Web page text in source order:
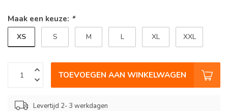
Maak een keuze: *
XS S M L XL XXL
TOEVOEGEN AAN WINKELWAGEN
Levertijd 2- 3 werkdagen